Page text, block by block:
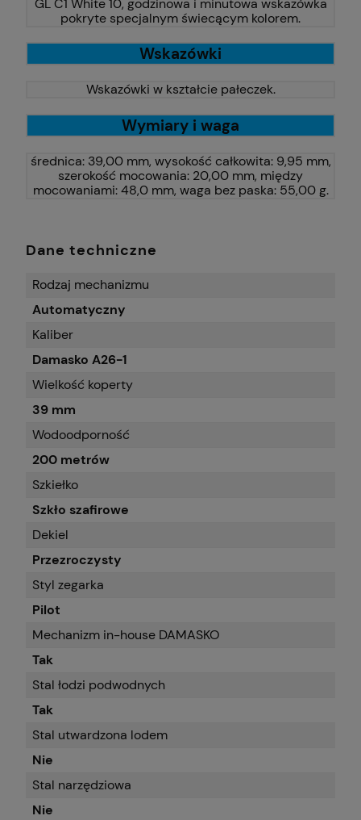
pokryte specjalnym świecącym kolorem.
Wskazówki
Wskazówki w kształcie pałeczek.
Wymiary i waga
średnica: 39,00 mm, wysokość całkowita: 9,95 mm,
szerokość mocowania: 20,00 mm, między
mocowaniami: 48,0 mm, waga bez paska: 55,00 g.
Dane techniczne
Rodzaj mechanizmu
Automatyczny
Kaliber
Damasko A26-1
Wielkość koperty
39 mm
Wodoodporność
200 metrów
Szkiełko
Szkło szafirowe
Dekiel
Przezroczysty
Styl zegarka
Pilot
Mechanizm in-house DAMASKO
Tak
Stal łodzi podwodnych
Tak
Stal utwardzona lodem
Nie
Stal narzędziowa
Nie